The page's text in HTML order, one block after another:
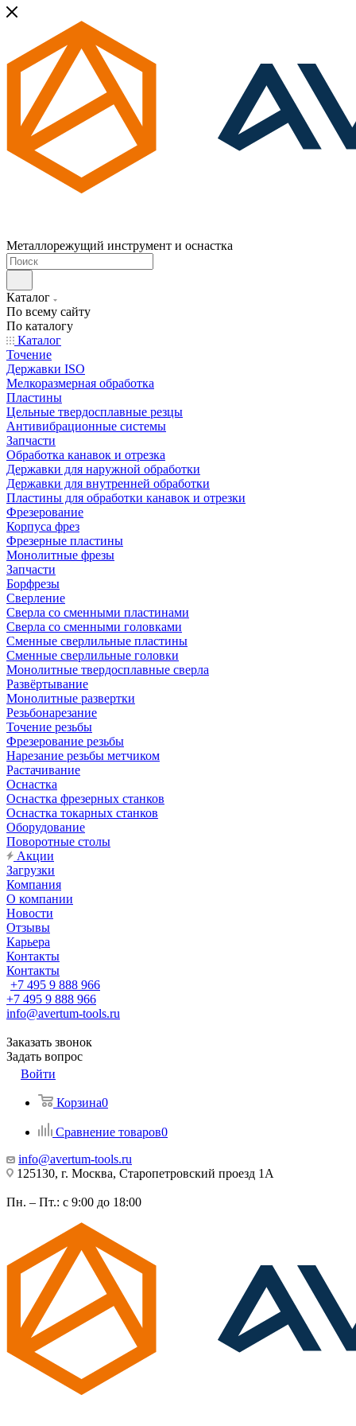
Металлорежущий инструмент и оснастка
Каталог
По всему сайту
По каталогу
Каталог
Точение
Державки ISO
Мелкоразмерная обработка
Пластины
Цельные твердосплавные резцы
Антивибрационные системы
Запчасти
Обработка канавок и отрезка
Державки для наружной обработки
Державки для внутренней обработки
Пластины для обработки канавок и отрезки
Фрезерование
Корпуса фрез
Фрезерные пластины
Монолитные фрезы
Запчасти
Борфрезы
Сверление
Сверла со сменными пластинами
Сверла со сменными головками
Сменные сверлильные пластины
Сменные сверлильные головки
Монолитные твердосплавные сверла
Развёртывание
Монолитные развертки
Резьбонарезание
Точение резьбы
Фрезерование резьбы
Нарезание резьбы метчиком
Растачивание
Оснастка
Оснастка фрезерных станков
Оснастка токарных станков
Оборудование
Поворотные столы
Акции
Загрузки
Компания
О компании
Новости
Отзывы
Карьера
Контакты
Контакты
+7 495 9 888 966
+7 495 9 888 966
info@avertum-tools.ru
Заказать звонок
Задать вопрос
Войти
Корзина0
Сравнение товаров0
info@avertum-tools.ru
125130, г. Москва, Старопетровский проезд 1А
Пн. – Пт.: с 9:00 до 18:00